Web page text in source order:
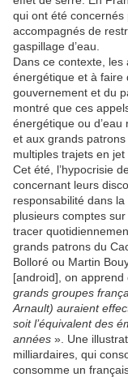
qui ont été concernés
accompagnés de
gaspillage d’eau.
Dans ce contexte,
énergétique et à faire
gouvernement et du
montré que ces
énergétique ou d’eau
et aux grands
multiples trajets en
Cet été, l’hypocrisie
concernant leurs
responsabilité dans
plusieurs comptes
tracer
grands patrons du
Bolloré ou Martin
[android], on apprend
grands groupes
Arnault) auraient
soit l’équivalent des
années ». Une
milliardaires, qui
consomme un